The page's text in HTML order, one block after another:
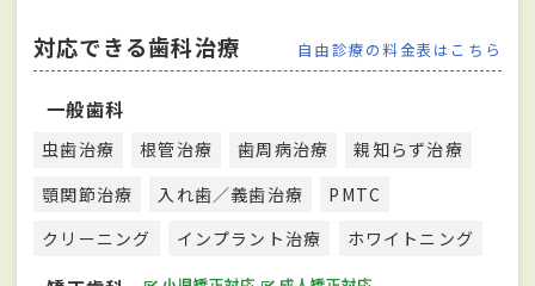
対応できる歯科治療 自由診療の料金表はこちら
一般歯科
虫歯治療 根管治療 歯周病治療
親知らず治療
顎関節治療
入れ歯／義歯治療
PMTC
クリーニング
インプラント治療 ホワイトニング